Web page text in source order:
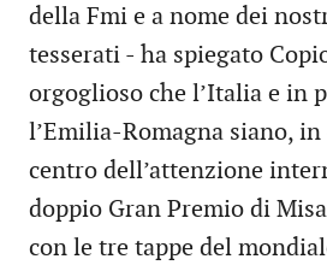
della Fmi e a nome dei
tesserati - ha spiegato
orgoglioso che l’Italia e in
l’Emilia-Romagna siano,
centro dell’attenzione
doppio Gran Premio di
con le tre tappe del